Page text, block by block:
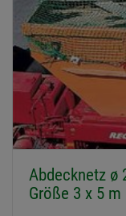
Abdecknetz ø
Größe 3 x 5 m